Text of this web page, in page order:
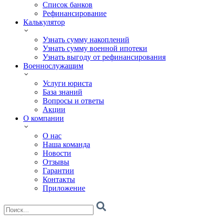
Список банков
Рефинансирование
Калькулятор
Узнать сумму накоплений
Узнать сумму военной ипотеки
Узнать выгоду от рефинансирования
Военнослужащим
Услуги юриста
База знаний
Вопросы и ответы
Акции
О компании
О нас
Наша команда
Новости
Отзывы
Гарантии
Контакты
Приложение